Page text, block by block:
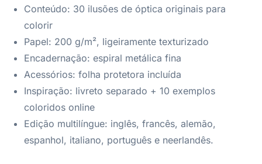
Conteúdo: 30 ilusões de óptica originais para
colorir
Papel: 200 g/m², ligeiramente texturizado
Encadernação: espiral metálica fina
Acessórios: folha protetora incluída
Inspiração: livreto separado + 10 exemplos
coloridos online
Edição multilíngue: inglês, francês, alemão,
espanhol, italiano, português e neerlandês.